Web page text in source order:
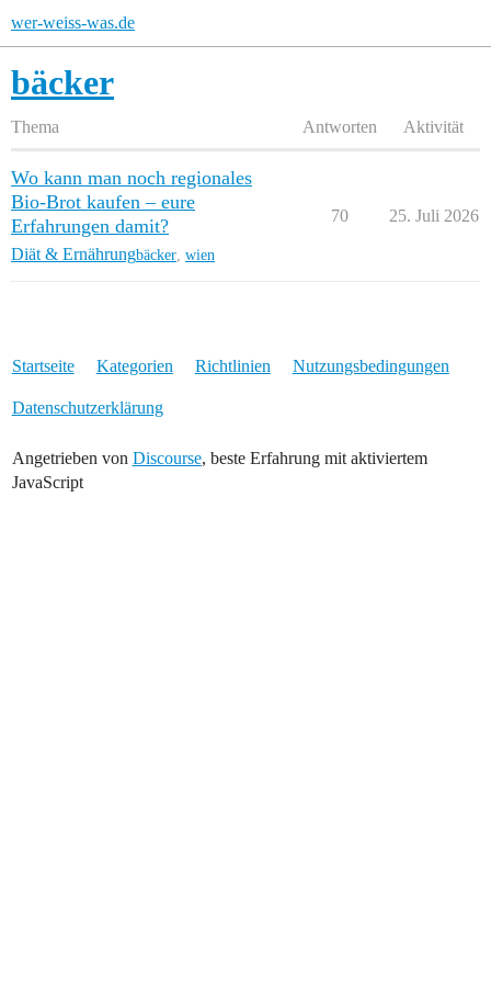
wer-weiss-was.de
bäcker
Thema Antworten Aktivität
Wo kann man noch regionales
Bio-Brot kaufen – eure
Erfahrungen damit?
Diät & Ernährungbäcker wien
70 25. Juli 2026
Startseite Kategorien Richtlinien Nutzungsbedingungen
Datenschutzerklärung
Angetrieben von Discourse, beste Erfahrung mit aktiviertem
JavaScript